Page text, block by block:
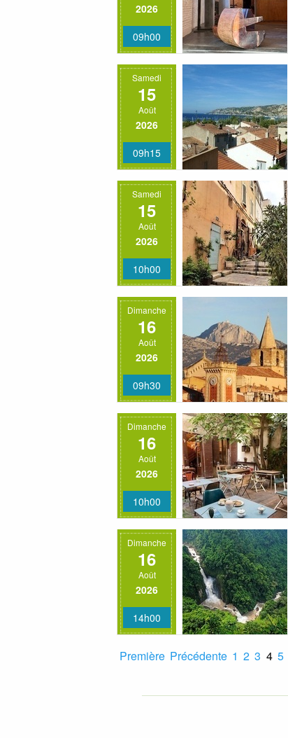
2026
09h00
Samedi
15
Août
2026
09h15
Samedi
15
Août
2026
10h00
Dimanche
16
Août
2026
09h30
Dimanche
16
Août
2026
10h00
Dimanche
16
Août
2026
14h00
Première Précédente 1 2 3 4 5